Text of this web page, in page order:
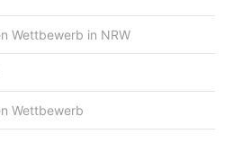
Wettbewerb in NRW
Wettbewerb